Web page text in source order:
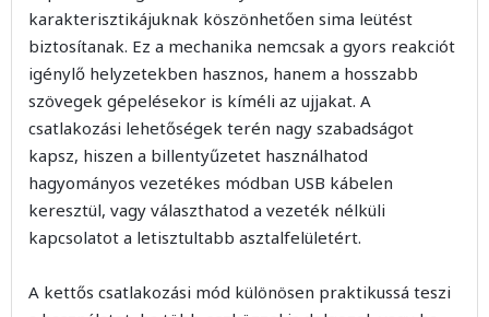
karakterisztikájuknak köszönhetően sima leütést
biztosítanak. Ez a mechanika nemcsak a gyors reakciót
igénylő helyzetekben hasznos, hanem a hosszabb
szövegek gépelésekor is kíméli az ujjakat. A
csatlakozási lehetőségek terén nagy szabadságot
kapsz, hiszen a billentyűzetet használhatod
hagyományos vezetékes módban USB kábelen
keresztül, vagy választhatod a vezeték nélküli
kapcsolatot a letisztultabb asztalfelületért.
A kettős csatlakozási mód különösen praktikussá teszi